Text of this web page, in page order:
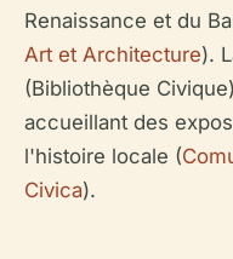
Renaissance et du
Art et Architecture).
(Bibliothèque
accueillant des
l'histoire locale (
Civica).